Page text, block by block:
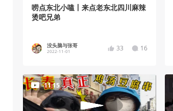
唠点东北小嗑丨来点老东北四川麻辣
烫吧兄弟
没头脑与张哥
2022-11-01 33 16
11:15